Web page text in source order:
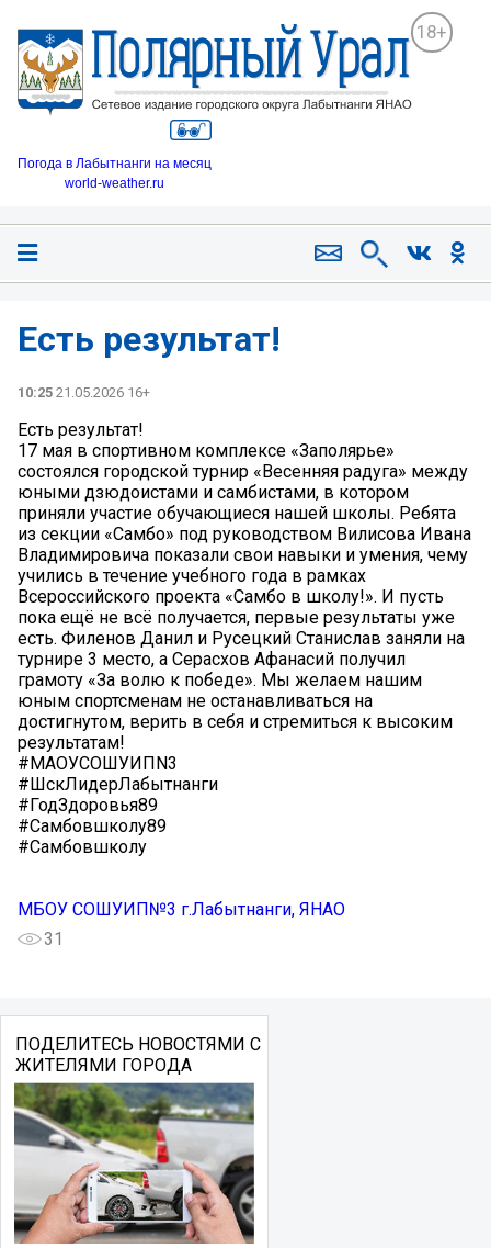
18+
Погода в Лабытнанги на месяц
world-weather.ru
Есть результат!
10:25 21.05.2026 16+
Есть результат!
17 мая в спортивном комплексе «Заполярье»
состоялся городской турнир «Весенняя радуга» между
юными дзюдоистами и самбистами, в котором
приняли участие обучающиеся нашей школы. Ребята
из секции «Самбо» под руководством Вилисова Ивана
Владимировича показали свои навыки и умения, чему
учились в течение учебного года в рамках
Всероссийского проекта «Самбо в школу!». И пусть
пока ещё не всё получается, первые результаты уже
есть. Филенов Данил и Русецкий Станислав заняли на
турнире 3 место, а Серасхов Афанасий получил
грамоту «За волю к победе». Мы желаем нашим
юным спортсменам не останавливаться на
достигнутом, верить в себя и стремиться к высоким
результатам!
#МАОУСОШУИПN3
#ШскЛидерЛабытнанги
#ГодЗдоровья89
#Самбовшколу89
#Самбовшколу
МБОУ СОШУИП№3 г.Лабытнанги, ЯНАО
31
ПОДЕЛИТЕСЬ НОВОСТЯМИ С
ЖИТЕЛЯМИ ГОРОДА